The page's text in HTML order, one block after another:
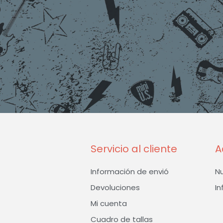
Servicio al cliente
Información de envió
Devoluciones
Mi cuenta
Cuadro de tallas